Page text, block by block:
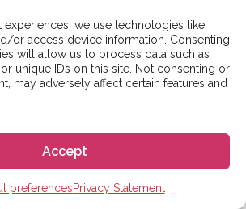
experiences, we use technologies like
or access device information. Consenting
will allow us to process data such as
unique IDs on this site. Not consenting or
may adversely affect certain features and
Accept
preferencesPrivacy Statement
냐
항이 있으신가요?